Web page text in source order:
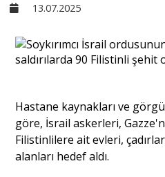
Yorum -
13.07.2025
Hastane kaynakları ve görgü
göre, İsrail askerleri,
Filistinlilere ait evleri,
alanları hedef aldı.